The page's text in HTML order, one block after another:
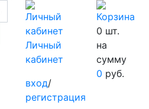
Личный
кабинет
вход/
регистрация
0 шт.
на
сумму
0 руб.